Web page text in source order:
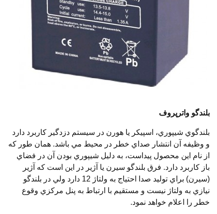
بلندگو واترپروف
بلندگوي شيپوري، اسپيكر يا هورن در سيستم دزدگير كاربرد دارد
و وظيفه آن انتشار صداي خطر در محيط مي باشد. همان طور كه
از نام اين محصول پيداست، به دليل شيپوري بودن آن در فضاي
باز كاربرد دارد. فرق بلندگو سيرن يا آژير در اين است كه آژير
(سيرن) براي توليد صدا احتياج به ولتاژ 12 دارد ولي در بلندگو
نيازي به ولتاژ نيست و مستقيم با ارتباط به پنل مركزي وقوع
خطر را اعلام خواهد نمود.